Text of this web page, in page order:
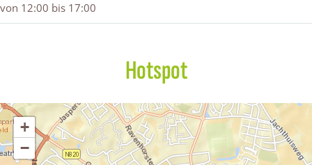
von 12:00 bis 17:00
Hotspot
+
−